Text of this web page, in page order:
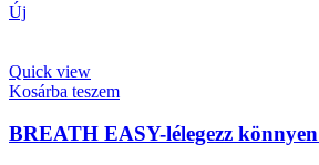
Új
Quick view
Kosárba teszem
BREATH EASY-lélegezz